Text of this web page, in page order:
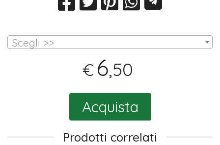
Scegli >>
€ 6,50
Acquista
Prodotti correlati